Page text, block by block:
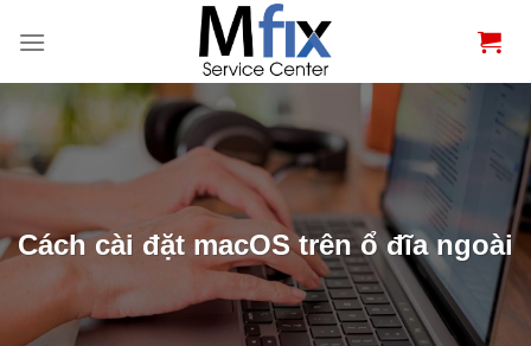
qua
Cách cài đặt macOS trên ổ đĩa ngoài